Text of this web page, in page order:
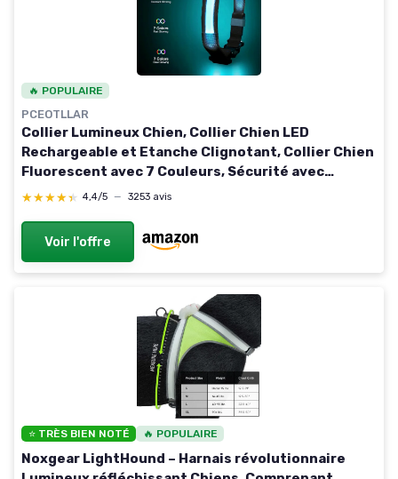
🔥 POPULAIRE
PCEOTLLAR
Collier Lumineux Chien, Collier Chien LED
Rechargeable et Etanche Clignotant, Collier Chien
Fluorescent avec 7 Couleurs, Sécurité avec
Réglable pour Petits Moyens Gros Chiens, Noir-S
★★★★★
★★★★★ 4,4/5 — 3253 avis
Voir l'offre
⭐ TRÈS BIEN NOTÉ 🔥 POPULAIRE
Noxgear LightHound – Harnais révolutionnaire